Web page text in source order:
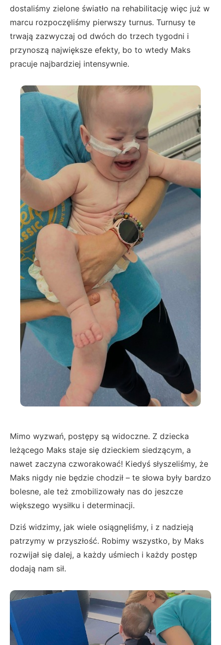
dostaliśmy zielone światło na rehabilitację więc już w
marcu rozpoczęliśmy pierwszy turnus. Turnusy te
trwają zazwyczaj od dwóch do trzech tygodni i
przynoszą największe efekty, bo to wtedy Maks
pracuje najbardziej intensywnie.
Mimo wyzwań, postępy są widoczne. Z dziecka
leżącego Maks staje się dzieckiem siedzącym, a
nawet zaczyna czworakować! Kiedyś słyszeliśmy, że
Maks nigdy nie będzie chodził – te słowa były bardzo
bolesne, ale też zmobilizowały nas do jeszcze
większego wysiłku i determinacji.
Dziś widzimy, jak wiele osiągnęliśmy, i z nadzieją
patrzymy w przyszłość. Robimy wszystko, by Maks
rozwijał się dalej, a każdy uśmiech i każdy postęp
dodają nam sił.